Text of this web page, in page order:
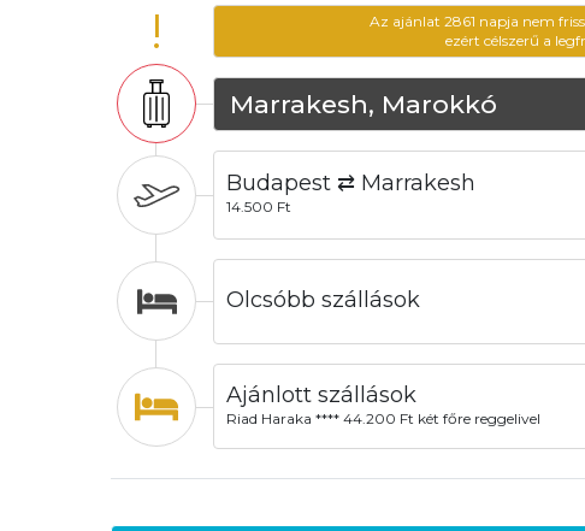
!
Az ajánlat 2861 napja nem
ezért célszerű a
Marrakesh, Marokkó
Budapest ⇄ Marrakesh
14.500 Ft
Olcsóbb szállások
Ajánlott szállások
Riad Haraka **** 44.200 Ft két főre reggelivel